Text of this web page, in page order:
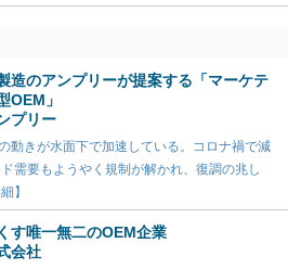
造のアンプリーが提案する「マーケテ
OEM」
プリー
動きが水面下で加速している。コロナ禍で減
需要もようやく規制が解かれ、復調の兆し
】
す唯一無二のOEM企業
会社